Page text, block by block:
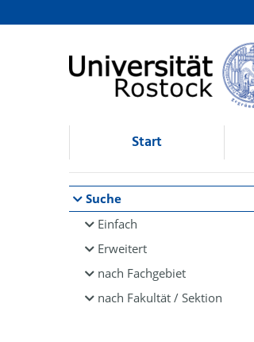
Browsen
direkt zum Inhalt
Start
Suche
Einfach
Erweitert
nach Fachgebiet
nach Fakultät / Sektion